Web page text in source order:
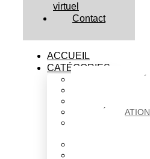
virtuel
Contact
ACCUEIL
CATÉGORIES
ÉDUCATION